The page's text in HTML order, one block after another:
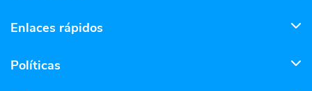
Enlaces rápidos
Políticas